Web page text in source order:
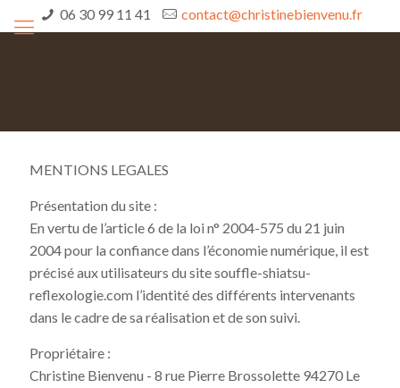
06 30 99 11 41 contact@christinebienvenu.fr
MENTIONS LEGALES
Présentation du site :
En vertu de l’article 6 de la loi n° 2004-575 du 21 juin
2004 pour la confiance dans l’économie numérique, il est
précisé aux utilisateurs du site souffle-shiatsu-
reflexologie.com l’identité des différents intervenants
dans le cadre de sa réalisation et de son suivi.
Propriétaire :
Christine Bienvenu - 8 rue Pierre Brossolette 94270 Le